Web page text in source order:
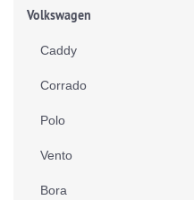
Volkswagen
Caddy
Corrado
Polo
Vento
Bora